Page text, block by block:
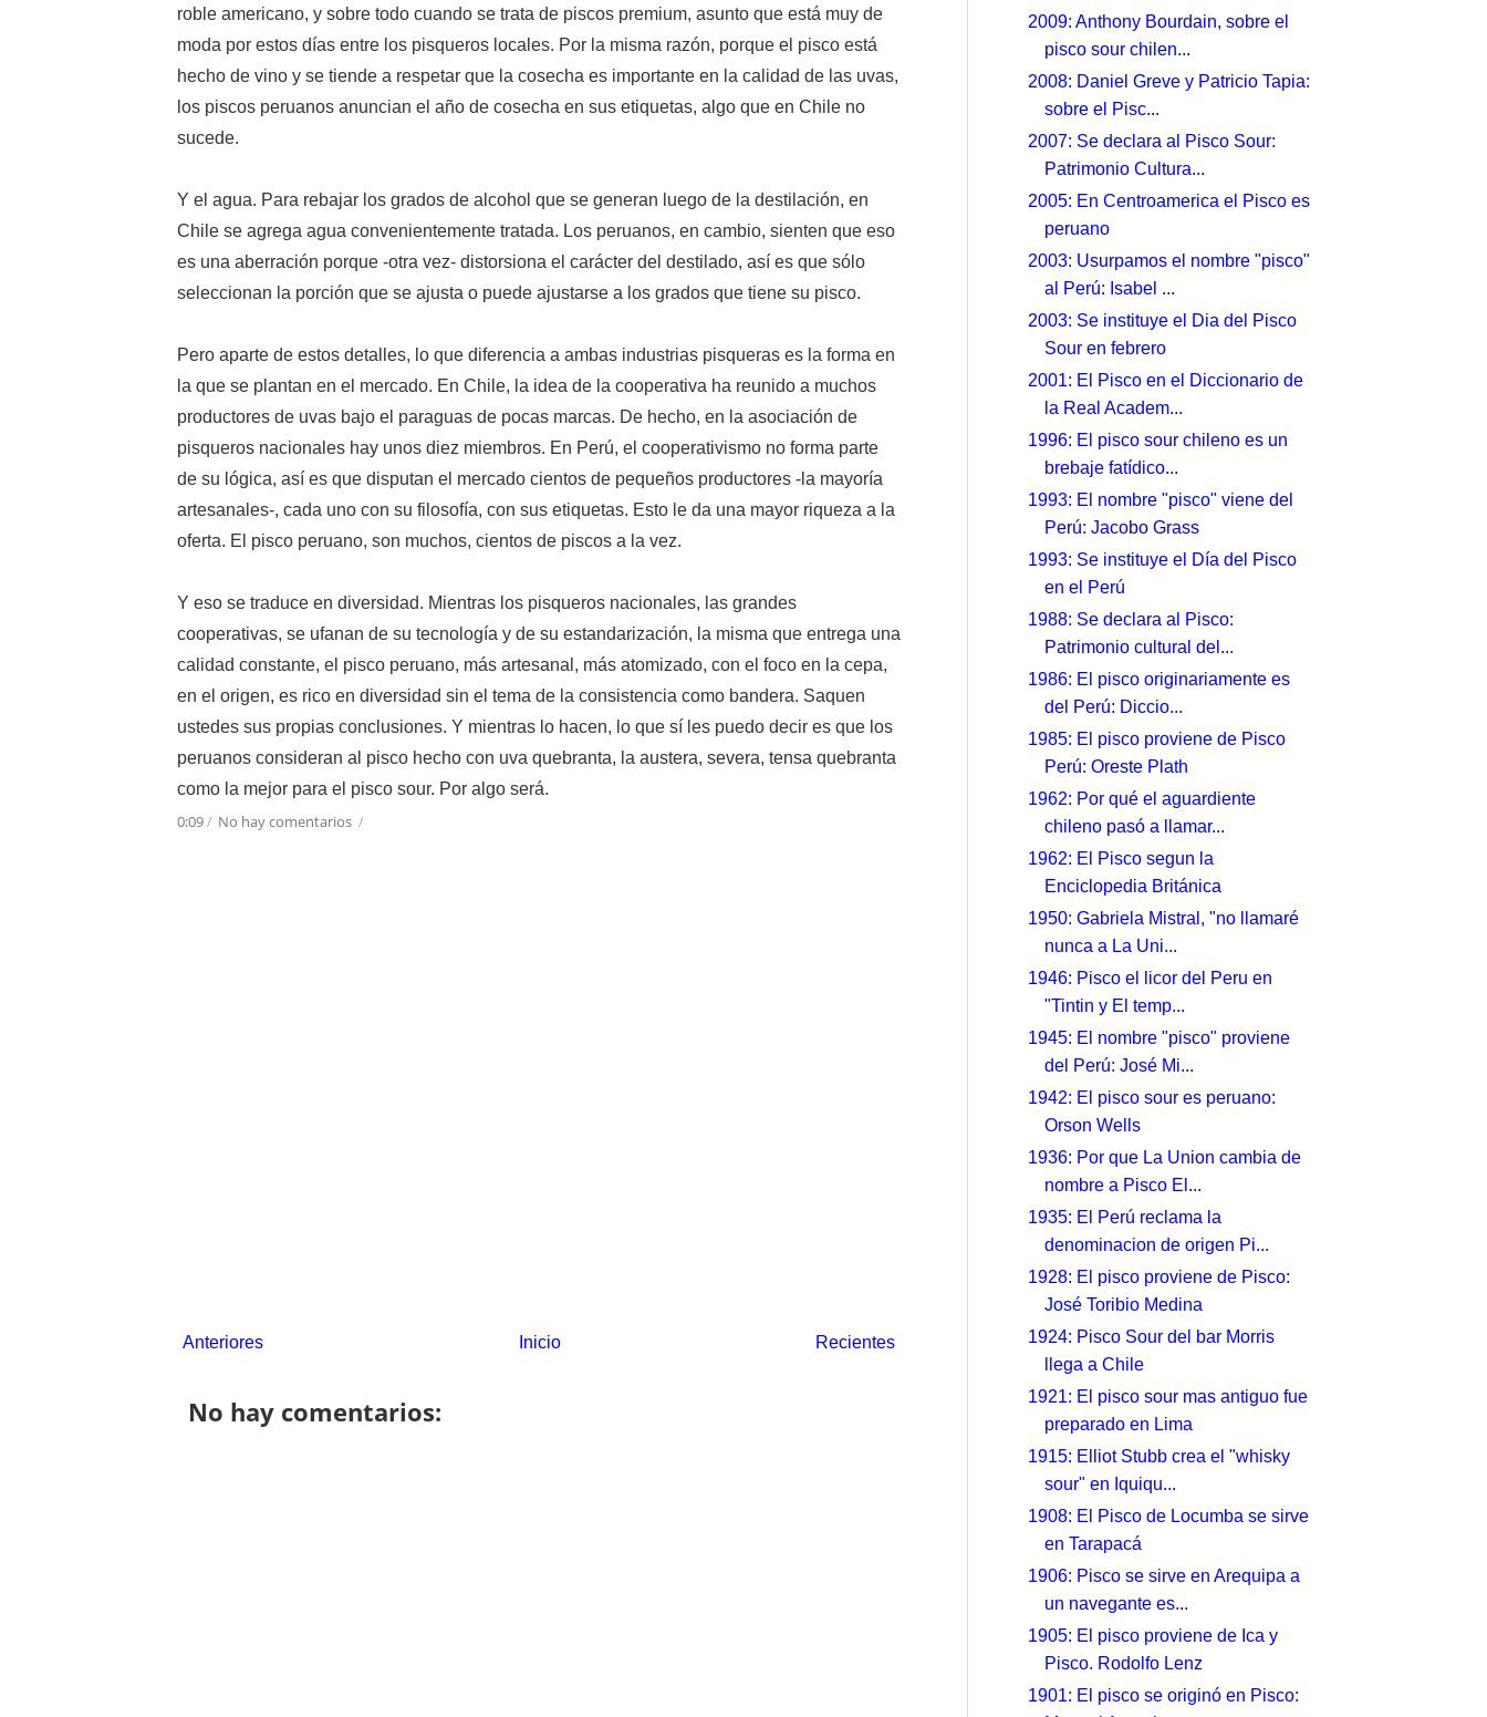
roble americano, y sobre todo cuando se trata de piscos premium, asunto que está muy de
moda por estos días entre los pisqueros locales. Por la misma razón, porque el pisco está
hecho de vino y se tiende a respetar que la cosecha es importante en la calidad de las uvas,
los piscos peruanos anuncian el año de cosecha en sus etiquetas, algo que en Chile no
sucede.
Y el agua. Para rebajar los grados de alcohol que se generan luego de la destilación, en
Chile se agrega agua convenientemente tratada. Los peruanos, en cambio, sienten que eso
es una aberración porque -otra vez- distorsiona el carácter del destilado, así es que sólo
seleccionan la porción que se ajusta o puede ajustarse a los grados que tiene su pisco.
Pero aparte de estos detalles, lo que diferencia a ambas industrias pisqueras es la forma en
la que se plantan en el mercado. En Chile, la idea de la cooperativa ha reunido a muchos
productores de uvas bajo el paraguas de pocas marcas. De hecho, en la asociación de
pisqueros nacionales hay unos diez miembros. En Perú, el cooperativismo no forma parte
de su lógica, así es que disputan el mercado cientos de pequeños productores -la mayoría
artesanales-, cada uno con su filosofía, con sus etiquetas. Esto le da una mayor riqueza a la
oferta. El pisco peruano, son muchos, cientos de piscos a la vez.
Y eso se traduce en diversidad. Mientras los pisqueros nacionales, las grandes
cooperativas, se ufanan de su tecnología y de su estandarización, la misma que entrega una
calidad constante, el pisco peruano, más artesanal, más atomizado, con el foco en la cepa,
en el origen, es rico en diversidad sin el tema de la consistencia como bandera. Saquen
ustedes sus propias conclusiones. Y mientras lo hacen, lo que sí les puedo decir es que los
peruanos consideran al pisco hecho con uva quebranta, la austera, severa, tensa quebranta
como la mejor para el pisco sour. Por algo será.
0:09/ No hay comentarios /
Recientes
Anteriores Inicio
No hay comentarios:
2009: Anthony Bourdain, sobre el
pisco sour chilen...
2008: Daniel Greve y Patricio Tapia:
sobre el Pisc...
2007: Se declara al Pisco Sour:
Patrimonio Cultura...
2005: En Centroamerica el Pisco es
peruano
2003: Usurpamos el nombre "pisco"
al Perú: Isabel ...
2003: Se instituye el Dia del Pisco
Sour en febrero
2001: El Pisco en el Diccionario de
la Real Academ...
1996: El pisco sour chileno es un
brebaje fatídico...
1993: El nombre "pisco" viene del
Perú: Jacobo Grass
1993: Se instituye el Día del Pisco
en el Perú
1988: Se declara al Pisco:
Patrimonio cultural del...
1986: El pisco originariamente es
del Perú: Diccio...
1985: El pisco proviene de Pisco
Perú: Oreste Plath
1962: Por qué el aguardiente
chileno pasó a llamar...
1962: El Pisco segun la
Enciclopedia Británica
1950: Gabriela Mistral, "no llamaré
nunca a La Uni...
1946: Pisco el licor del Peru en
"Tintin y El temp...
1945: El nombre "pisco" proviene
del Perú: José Mi...
1942: El pisco sour es peruano:
Orson Wells
1936: Por que La Union cambia de
nombre a Pisco El...
1935: El Perú reclama la
denominacion de origen Pi...
1928: El pisco proviene de Pisco:
José Toribio Medina
1924: Pisco Sour del bar Morris
llega a Chile
1921: El pisco sour mas antiguo fue
preparado en Lima
1915: Elliot Stubb crea el "whisky
sour" en Iquiqu...
1908: El Pisco de Locumba se sirve
en Tarapacá
1906: Pisco se sirve en Arequipa a
un navegante es...
1905: El pisco proviene de Ica y
Pisco. Rodolfo Lenz
1901: El pisco se originó en Pisco: